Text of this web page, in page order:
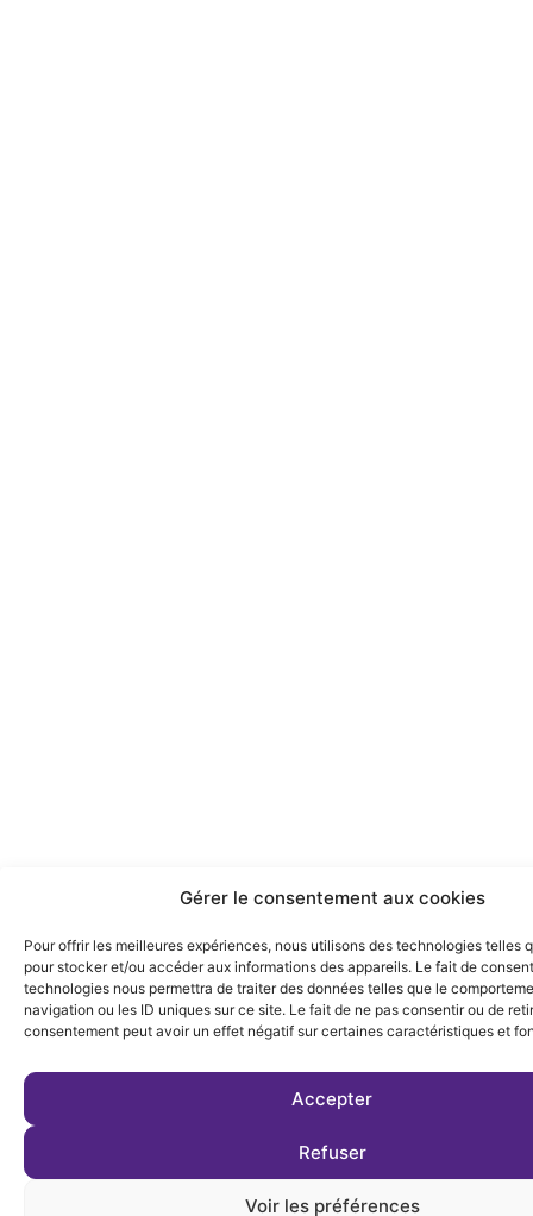
Gérer le consentement aux cookies
Pour offrir les meilleures expériences, nous utilisons des technologies telles
pour stocker et/ou accéder aux informations des appareils. Le fait de
technologies nous permettra de traiter des données telles que le
navigation ou les ID uniques sur ce site. Le fait de ne pas consentir ou de
consentement peut avoir un effet négatif sur certaines caractéristiques et
Accepter
Refuser
Voir les préférences